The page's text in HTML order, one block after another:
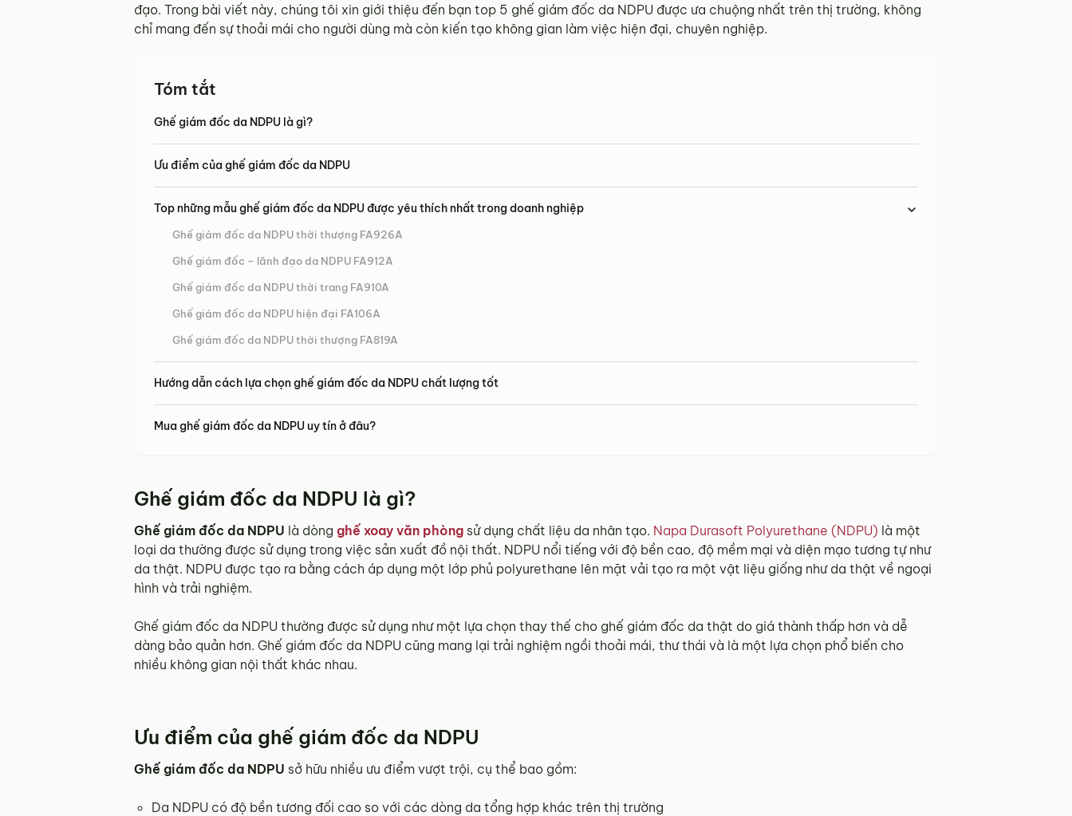
đạo. Trong bài viết này, chúng tôi xin giới thiệu đến bạn top 5 ghế giám đốc da NDPU được ưa chuộng nhất trên thị trường, không
chỉ mang đến sự thoải mái cho người dùng mà còn kiến tạo không gian làm việc hiện đại, chuyên nghiệp.
Tóm tắt
Ghế giám đốc da NDPU là gì?
Ưu điểm của ghế giám đốc da NDPU
Top những mẫu ghế giám đốc da NDPU được yêu thích nhất trong doanh nghiệp
Ghế giám đốc da NDPU thời thượng FA926A
Ghế giám đốc – lãnh đạo da NDPU FA912A
Ghế giám đốc da NDPU thời trang FA910A
Ghế giám đốc da NDPU hiện đại FA106A
Ghế giám đốc da NDPU thời thượng FA819A
Hướng dẫn cách lựa chọn ghế giám đốc da NDPU chất lượng tốt
Mua ghế giám đốc da NDPU uy tín ở đâu?
Ghế giám đốc da NDPU là gì?
Ghế giám đốc da NDPU là dòng ghế xoay văn phòng sử dụng chất liệu da nhân tạo. Napa Durasoft Polyurethane (NDPU) là một
loại da thường được sử dụng trong việc sản xuất đồ nội thất. NDPU nổi tiếng với độ bền cao, độ mềm mại và diện mạo tương tự như
da thật. NDPU được tạo ra bằng cách áp dụng một lớp phủ polyurethane lên mặt vải tạo ra một vật liệu giống như da thật về ngoại
hình và trải nghiệm.
Ghế giám đốc da NDPU thường được sử dụng như một lựa chọn thay thế cho ghế giám đốc da thật do giá thành thấp hơn và dễ
dàng bảo quản hơn. Ghế giám đốc da NDPU cũng mang lại trải nghiệm ngồi thoải mái, thư thái và là một lựa chọn phổ biến cho
nhiều không gian nội thất khác nhau.
Ưu điểm của ghế giám đốc da NDPU
Ghế giám đốc da NDPU sở hữu nhiều ưu điểm vượt trội, cụ thể bao gồm:
Da NDPU có độ bền tương đối cao so với các dòng da tổng hợp khác trên thị trường